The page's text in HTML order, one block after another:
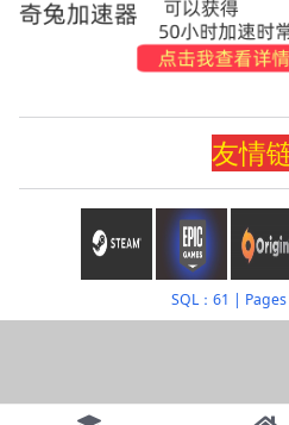
友情
SQL：61 |